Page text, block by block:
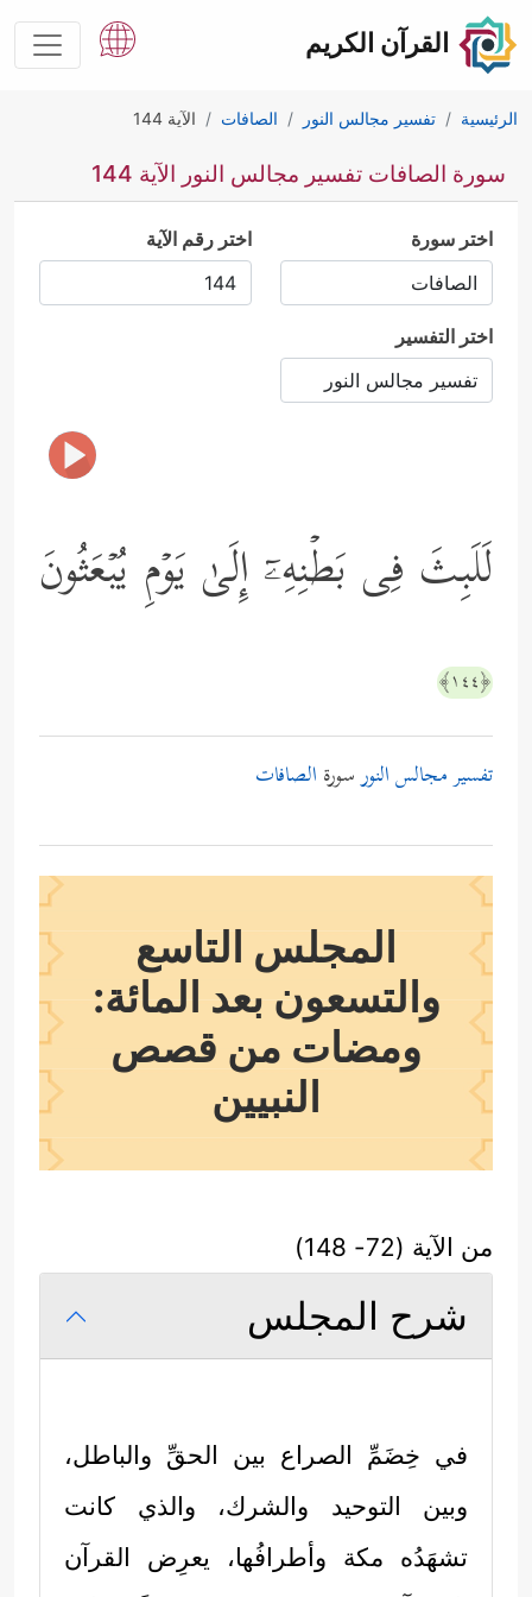
القرآن الكريم
الرئيسية تفسير مجالس النور الصافات الآية 144
سورة الصافات تفسير مجالس النور الآية 144
اختر سورة اختر رقم الآية
اختر التفسير
لَلَبِثَ فِی بَطۡنِهِۦۤ إِلَىٰ یَوۡمِ یُبۡعَثُونَ
﴿١٤٤﴾
تفسير مجالس النورسورة الصافات
المجلس التاسع
والتسعون بعد المائة:
ومضات من قصص
النبيين
من الآية (72- 148)
شرح المجلس
في خِضَمِّ الصراع بين الحقِّ والباطل،
وبين التوحيد والشرك، والذي كانت
تشهَدُه مكة وأطرافُها، يعرِض القرآن